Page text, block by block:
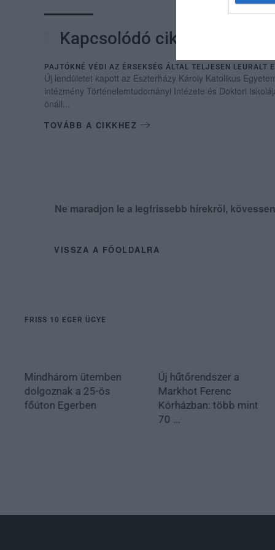
Kapcsolódó cikkek
PAJTÓKNÉ VÉDI AZ ÉRSEKSÉG ÁLTAL TELJESEN LEURALT
Új lendületet kapott az Eszterházy Károly Katolikus
intézmény Történelemtudományi Intézete és Doktori
önáll...
TOVÁBB A CIKKHEZ
Ne maradjon le a legfrissebb hírekről,
VISSZA A FŐOLDALRA
FRISS 10 EGER ÜGYE
Mindhárom ütemben
dolgoznak a 25-ös
főúton Egerben
Új hűtőrendszer a
Markhot Ferenc
Kórházban: több mint
70 ...